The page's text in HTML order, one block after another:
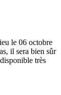
le 06 octobre
il sera bien sûr
très